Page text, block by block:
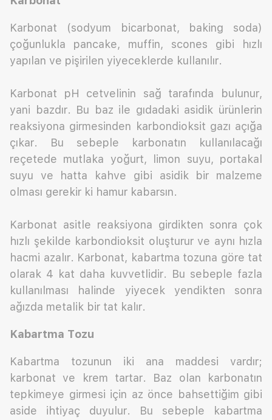
Karbonat (sodyum bicarbonat, baking soda)
çoğunlukla pancake, muffin, scones gibi hızlı
yapılan ve pişirilen yiyeceklerde kullanılır.
Karbonat pH cetvelinin sağ tarafında bulunur,
yani bazdır. Bu baz ile gıdadaki asidik ürünlerin
reaksiyona girmesinden karbondioksit gazı açığa
çıkar. Bu sebeple karbonatın kullanılacağı
reçetede mutlaka yoğurt, limon suyu, portakal
suyu ve hatta kahve gibi asidik bir malzeme
olması gerekir ki hamur kabarsın.
Karbonat asitle reaksiyona girdikten sonra çok
hızlı şekilde karbondioksit oluşturur ve aynı hızla
hacmi azalır. Karbonat, kabartma tozuna göre tat
olarak 4 kat daha kuvvetlidir. Bu sebeple fazla
kullanılması halinde yiyecek yendikten sonra
ağızda metalik bir tat kalır.
Kabartma Tozu
Kabartma tozunun iki ana maddesi vardır;
karbonat ve krem tartar. Baz olan karbonatın
tepkimeye girmesi için az önce bahsettiğim gibi
aside ihtiyaç duyulur. Bu sebeple kabartma